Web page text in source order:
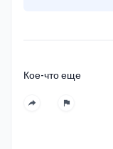
Кое-что еще